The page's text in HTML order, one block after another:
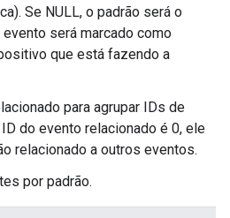
Se NULL, o padrão será o
será marcado como
que está fazendo a
para agrupar IDs de
do evento relacionado é 0, ele
relacionado a outros eventos.
por padrão.